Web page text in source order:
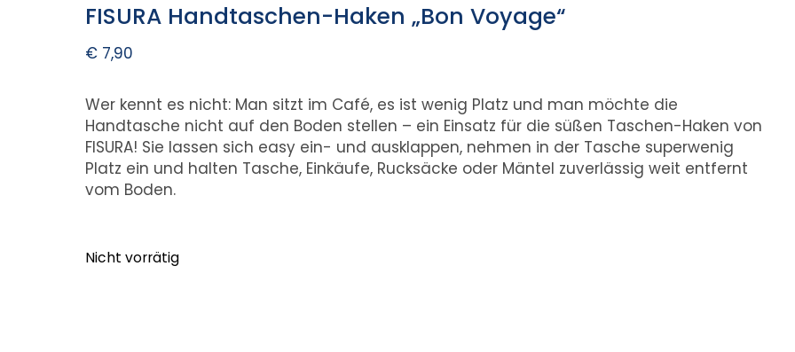
FISURA Handtaschen-Haken „Bon Voyage“
€ 7,90
Wer kennt es nicht: Man sitzt im Café, es ist wenig Platz und man möchte die
Handtasche nicht auf den Boden stellen – ein Einsatz für die süßen Taschen-Haken von
FISURA! Sie lassen sich easy ein- und ausklappen, nehmen in der Tasche superwenig
Platz ein und halten Tasche, Einkäufe, Rucksäcke oder Mäntel zuverlässig weit entfernt
vom Boden.
Nicht vorrätig